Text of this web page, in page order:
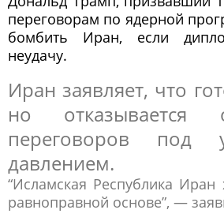
переговорам по ядерной
бомбить Иран, если
неудачу.
Иран заявляет, что
но отказывается
переговоров под
давлением.
“Исламская Республика Иран
равноправной основе”, —